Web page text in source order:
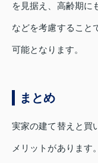
を見据え、高齢期に
などを考慮すること
可能となります。
まとめ
実家の建て替えと買
メリットがあります